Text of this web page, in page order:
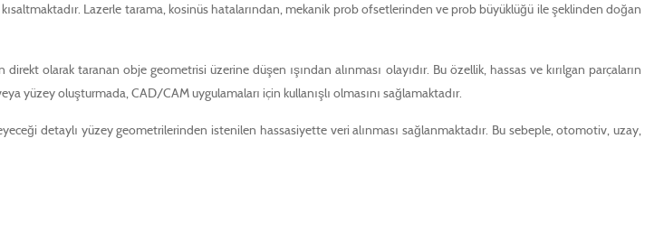
Lazerle tarama, kosinüs hatalarından, mekanik prob ofsetlerinden ve prob büyüklüğü ile şeklinden doğan
olarak taranan obje geometrisi üzerine düşen ışından alınması olayıdır. Bu özellik, hassas ve kırılgan parçaların
yüzey oluşturmada, CAD/CAM uygulamaları için kullanışlı olmasını sağlamaktadır.
detaylı yüzey geometrilerinden istenilen hassasiyette veri alınması sağlanmaktadır. Bu sebeple, otomotiv, uzay,